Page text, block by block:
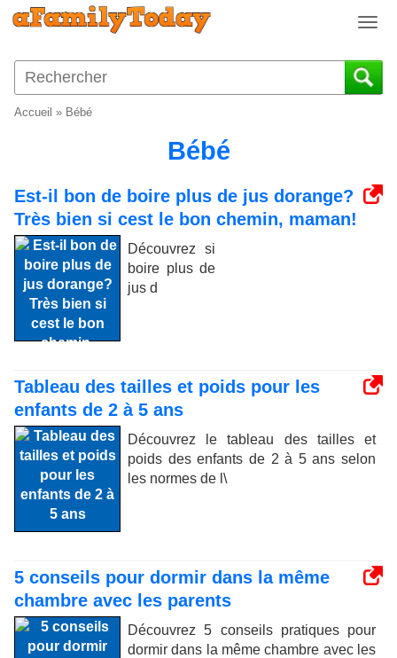
T
g
g
i
Accueil » Bébé
Bébé
Est-il bon de boire plus de jus dorange?
Très bien si cest le bon chemin, maman!
Découvrez si
boire plus de
jus d
Tableau des tailles et poids pour les
enfants de 2 à 5 ans
Découvrez le tableau des tailles et
poids des enfants de 2 à 5 ans selon
les normes de l\
5 conseils pour dormir dans la même
chambre avec les parents
Découvrez 5 conseils pratiques pour
dormir dans la même chambre avec les